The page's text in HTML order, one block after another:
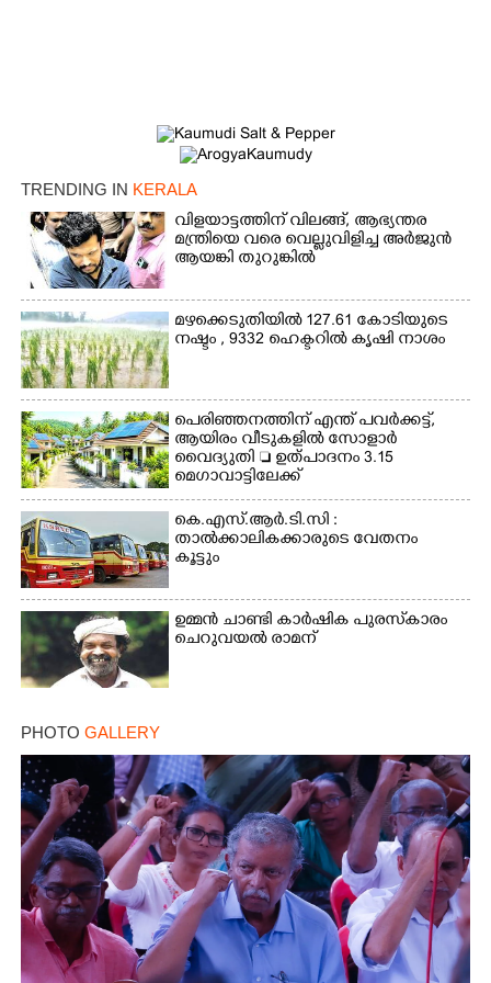
TRENDING IN KERALA
വിളയാട്ടത്തിന് വിലങ്ങ്, ആഭ്യന്തര
മന്ത്രിയെ വരെ വെല്ലുവിളിച്ച അർജുൻ
ആയങ്കി തുറുങ്കിൽ
മഴക്കെടുതിയിൽ 127.61 കോടിയുടെ
നഷ്ടം , 9332 ഹെക്ടറിൽ കൃഷി നാശം
പെരിഞ്ഞനത്തിന് എന്ത് പവർക്കട്ട്,​
ആയിരം വീടുകളിൽ സോളാർ
വൈദ്യുതി  ഉത്പാദനം 3.15
മെഗാവാട്ടിലേക്ക്
കെ.എസ്.ആർ.ടി.സി :
താൽക്കാലികക്കാരുടെ വേതനം
കൂട്ടും
ഉമ്മൻ ചാണ്ടി കാർഷിക പുരസ്‌കാരം
ചെറുവയൽ രാമന്
PHOTO GALLERY